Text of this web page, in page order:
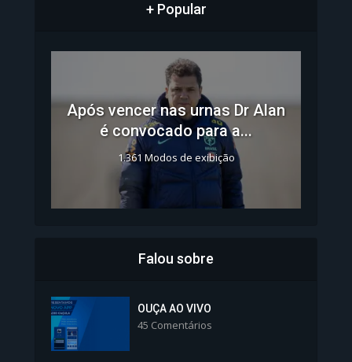
+ Popular
Após vencer nas urnas Dr Alan
é convocado para a...
1.361 Modos de exibição
Colégios da Polícia...
Falou sobre
OUÇA AO VIVO
45 Comentários